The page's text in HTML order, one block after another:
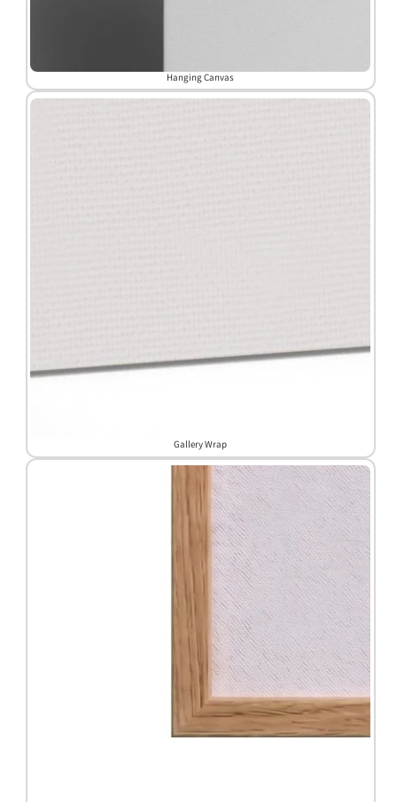
Hanging Canvas
Gallery Wrap